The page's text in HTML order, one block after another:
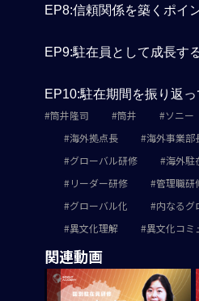
EP8:信頼関係を築くポイ
EP9:駐在員として成長す
EP10:駐在期間を振り返っ
筒井隆司
筒井 ソニー
海外拠点長
海外事業部
グローバル研修
海外駐
リーダー研修
管理職研
グローバル化
内なるグ
異文化理解
異文化コミ
関連動画